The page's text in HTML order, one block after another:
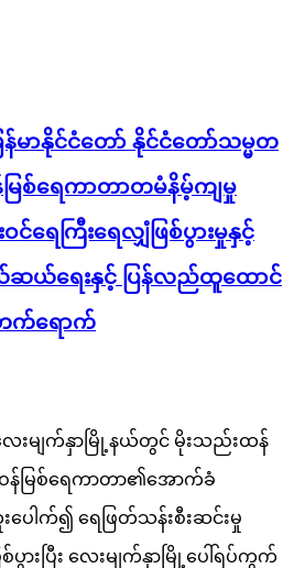
န်မာနိုင်ငံတော် နိုင်ငံတော်သမ္မတ
မြစ်ရေကာတာတမံနိမ့်ကျမှု
ဝင်ရေကြီးရေလျှံဖြစ်ပွားမှုနှင့်
ရေးနှင့် ပြန်လည်ထူထောင်
က်ရောက်
ေးမျက်နှာမြို့နယ်တွင် မိုးသည်းထန်
ငဝန်မြစ်ရေကာတာ၏အောက်ခံ
ပေါက်၍ ရေဖြတ်သန်းစီးဆင်းမှု
ပွားပြီး လေးမျက်နှာမြို့ပေါ်ရပ်ကွက်